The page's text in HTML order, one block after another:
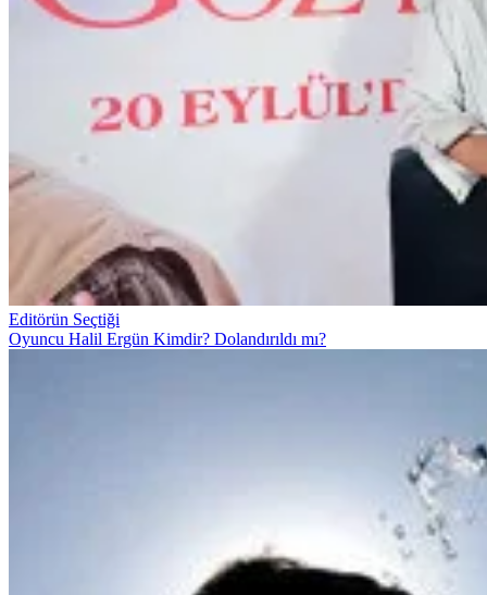
Editörün Seçtiği
Oyuncu Halil Ergün Kimdir? Dolandırıldı mı?